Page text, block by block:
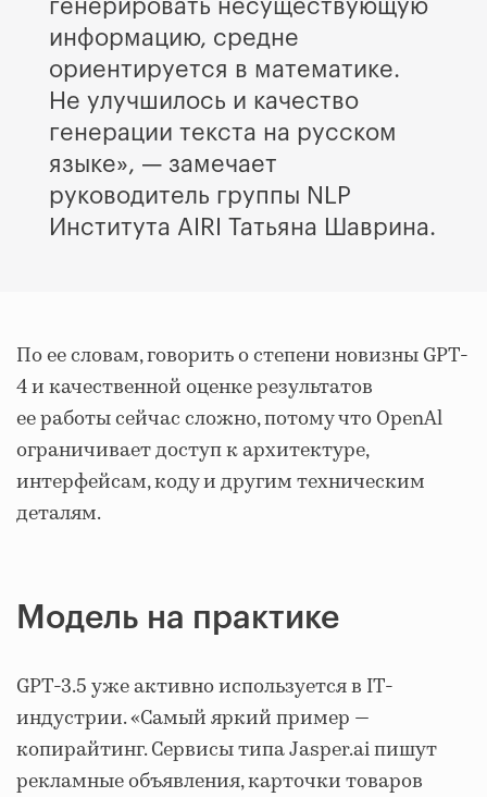
генерировать несуществующую
информацию, средне
ориентируется в математике.
Не улучшилось и качество
генерации текста на русском
языке», — замечает
руководитель группы NLP
Института AIRI Татьяна Шаврина.
По ее словам, говорить о степени новизны GPT-
4 и качественной оценке результатов
ее работы сейчас сложно, потому что OpenAl
ограничивает доступ к архитектуре,
интерфейсам, коду и другим техническим
деталям.
Модель на практике
GPT-3.5 уже активно используется в IТ-
индустрии. «Самый яркий пример —
копирайтинг. Сервисы типа Jasper.ai пишут
рекламные объявления, карточки товаров